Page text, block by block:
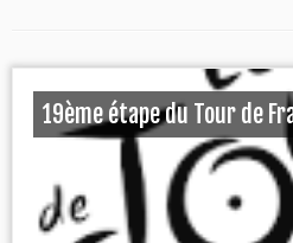
19ème étape du Tour de